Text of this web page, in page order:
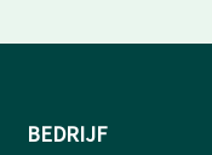
BEDRIJF